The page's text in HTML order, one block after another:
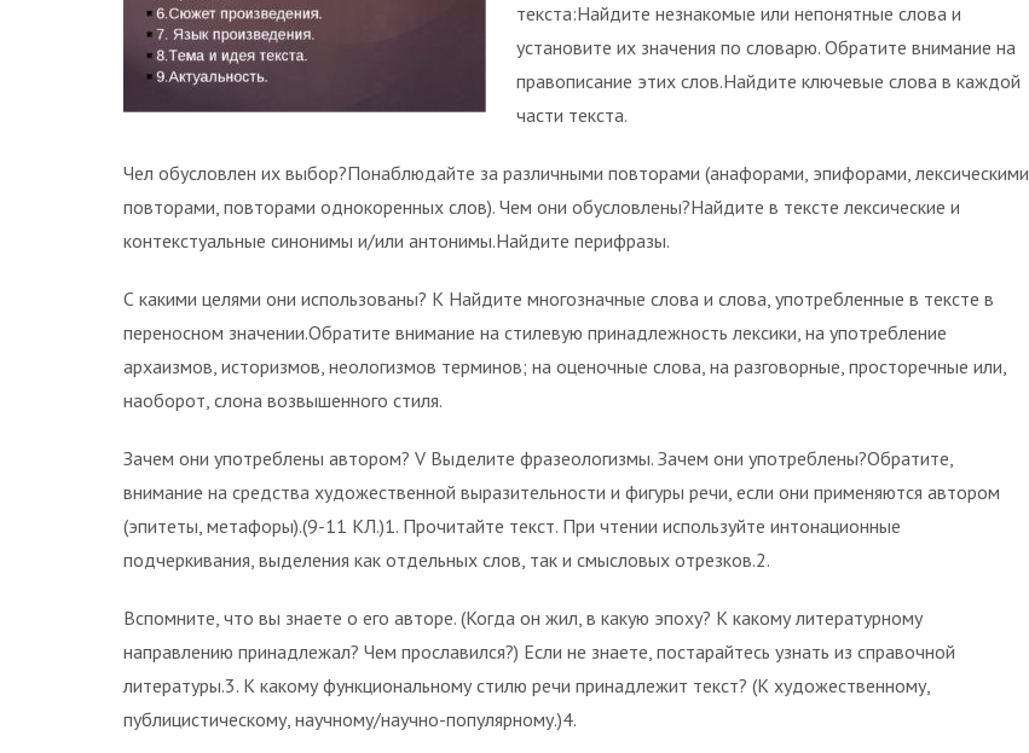
текста:Найдите незнакомые или непонятные слова и
установите их значения по словарю. Обратите внимание на
правописание этих слов.Найдите ключевые слова в каждой
части текста.
Чел обусловлен их выбор?Понаблюдайте за различными повторами (анафорами, эпифорами, лексическими
повторами, повторами однокоренных слов). Чем они обусловлены?Найдите в тексте лексические и
контекстуальные синонимы и/или антонимы.Найдите перифразы.
С какими целями они использованы? К Найдите многозначные слова и слова, употребленные в тексте в
переносном значении.Обратите внимание на стилевую принадлежность лексики, на употребление
архаизмов, историзмов, неологизмов терминов; на оценочные слова, на разговорные, просторечные или,
наоборот, слона возвышенного стиля.
Зачем они употреблены автором? V Выделите фразеологизмы. Зачем они употреблены?Обратите,
внимание на средства художественной выразительности и фигуры речи, если они применяются автором
(эпитеты, метафоры).(9-11 КЛ.)1. Прочитайте текст. При чтении используйте интонационные
подчеркивания, выделения как отдельных слов, так и смысловых отрезков.2.
Вспомните, что вы знаете о его авторе. (Когда он жил, в какую эпоху? К какому литературному
направлению принадлежал? Чем прославился?) Если не знаете, постарайтесь узнать из справочной
литературы.3. К какому функциональному стилю речи принадлежит текст? (К художественному,
публицистическому, научному/научно-популярному.)4.